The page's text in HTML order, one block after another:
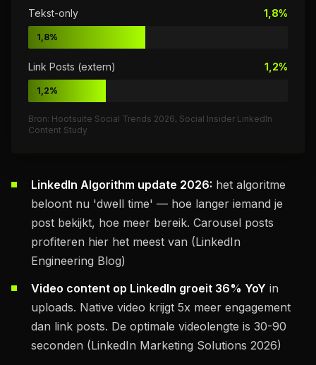
Tekst-only 1,8%
1,8%
Link Posts (extern) 1,2%
1,2%
Bron: Hootsuite Social Trends 2026, Social Insider LinkedIn
Content Study
LinkedIn Algorithm update 2026: het algoritme
beloont nu 'dwell time' — hoe langer iemand je
post bekijkt, hoe meer bereik. Carousel posts
profiteren hier het meest van (LinkedIn
Engineering Blog)
Video content op LinkedIn groeit 36% YoY in
uploads. Native video krijgt 5x meer engagement
dan link posts. De optimale videolengte is 30-90
seconden (LinkedIn Marketing Solutions 2026)